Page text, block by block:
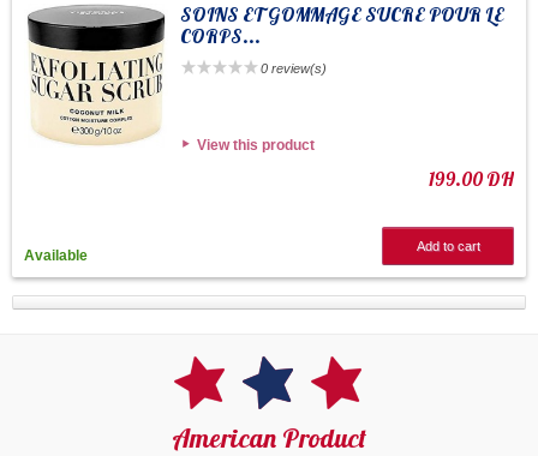
SOINS ET GOMMAGE SUCRE POUR LE
CORPS...
0 review(s)
View this product
199.00 DH
Available
Add to cart
American Product